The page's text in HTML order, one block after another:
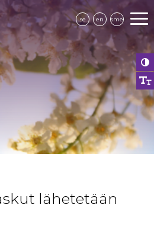
se en sme
lähetetään